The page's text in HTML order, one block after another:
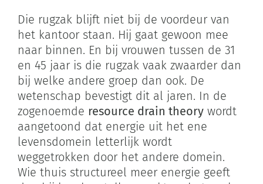
Die rugzak blijft niet bij de voordeur van
het kantoor staan. Hij gaat gewoon mee
naar binnen. En bij vrouwen tussen de 31
en 45 jaar is die rugzak vaak zwaarder dan
bij welke andere groep dan ook. De
wetenschap bevestigt dit al jaren. In de
zogenoemde resource drain theorywordt
aangetoond dat energie uit het ene
levensdomein letterlijk wordt
weggetrokken door het andere domein.
Wie thuis structureel meer energie geeft